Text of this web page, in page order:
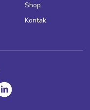
Shop
Kontak